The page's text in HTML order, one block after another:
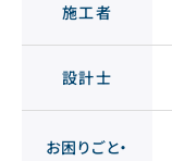
施工者
設計士
お困りごと・